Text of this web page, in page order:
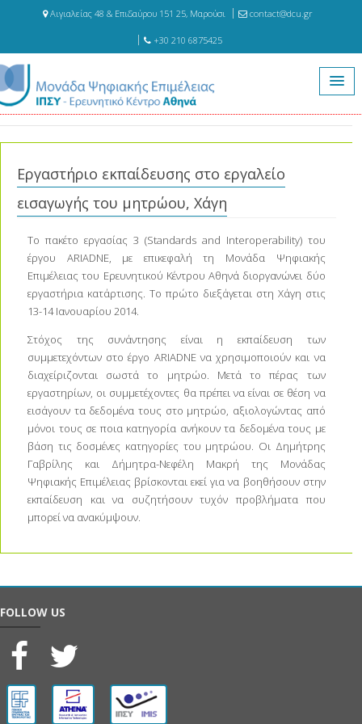
Αιγιαλείας 48 & Επιδαύρου 151 25, Μαρούσι contact@dcu.gr
+30 210 6875425
Εκδηλώσεις
Εργαστήριο εκπαίδευσης στο εργαλείο εισαγωγής του μητρώου, Χάγη
Εργαστήριο εκπαίδευσης στο εργαλείο
εισαγωγής του μητρώου, Χάγη
Το πακέτο εργασίας 3 (Standards and Interoperability) του
έργου ARIADNE, με επικεφαλή τη Μονάδα Ψηφιακής
Επιμέλειας του Ερευνητικού Κέντρου Αθηνά διοργανώνει δύο
εργαστήρια κατάρτισης. Το πρώτο διεξάγεται στη Χάγη στις
13-14 Ιανουαρίου 2014.
Στόχος της συνάντησης είναι η εκπαίδευση των
συμμετεχόντων στο έργο ARIADNE να χρησιμοποιούν και να
διαχείριζονται σωστά το μητρώο. Μετά το πέρας των
εργαστηρίων, οι συμμετέχοντες θα πρέπει να είναι σε θέση να
εισάγουν τα δεδομένα τους στο μητρώο, αξιολογώντας από
μόνοι τους σε ποια κατηγορία ανήκουν τα δεδομένα τους με
βάση τις δοσμένες κατηγορίες του μητρώου. Οι Δημήτρης
Γαβρίλης και Δήμητρα-Νεφέλη Μακρή της Μονάδας
Ψηφιακής Επιμέλειας βρίσκονται εκεί για να βοηθήσουν στην
εκπαίδευση και να συζητήσουν τυχόν προβλήματα που
μπορεί να ανακύμψουν.
FOLLOW US